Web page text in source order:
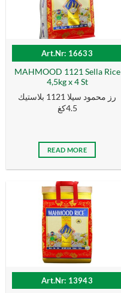
Art.Nr: 16633
MAHMOOD 1121 Sella Rice
4,5kg x 4 St
رز محمود سيلا 1121 بلاستيك
4.5كغ
READ MORE
Art.Nr: 13943